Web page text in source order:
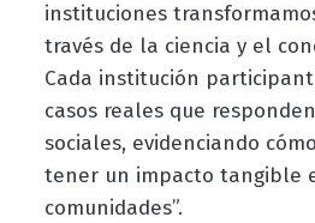
instituciones
través de la ciencia y el
Cada institución
casos reales que
sociales, evidenciando
tener un impacto tangible
comunidades”.